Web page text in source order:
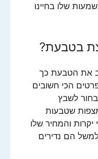
שלו בחיינו
בטבעת?
את הטבעת כך
הכי חשובים
לשבץ
שטבעות
והמחיר שלו
הם נדירים